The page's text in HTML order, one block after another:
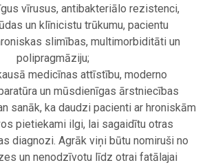
vīrusus, antibakteriālo rezistenci,
un klīnicistu trūkumu, pacientu
slimības, multimorbiditāti un
polipragmāziju;
medicīnas attīstību, moderno
un mūsdienīgas ārstniecības
sanāk, ka daudzi pacienti ar hroniskām
pietiekami ilgi, lai sagaidītu otras
diagnozi. Agrāk viņi būtu nomiruši no
un nenodzīvotu līdz otrai fatālajai